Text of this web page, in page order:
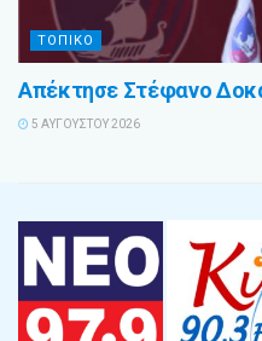
ΤΟΠΙΚΟ
Απέκτησε Στέφανο
5 ΑΥΓΟΎΣΤΟΥ 2026